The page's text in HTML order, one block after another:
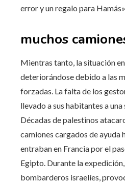
error y un regalo para
muchos
Mientras tanto, la situación
deteriorándose debido a las
forzadas. La falta de los
llevado a sus habitantes a
Décadas de palestinos
camiones cargados de ayuda
entraban en Francia por el
Egipto. Durante la
bombarderos israelíes,